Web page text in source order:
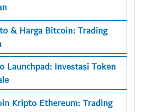
& Harga Bitcoin: Trading
Launchpad: Investasi Token
Kripto Ethereum: Trading